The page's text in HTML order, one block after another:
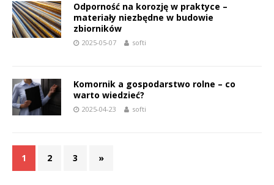
Odporność na korozję w praktyce –
materiały niezbędne w budowie
zbiorników
2025-05-07 softi
Komornik a gospodarstwo rolne – co
warto wiedzieć?
2025-04-23 softi
1 2 3 »